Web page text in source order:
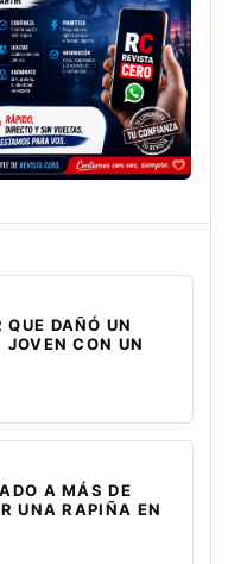
DAÑÓ UN
CON UN
A MÁS DE
UNA RAPIÑA EN